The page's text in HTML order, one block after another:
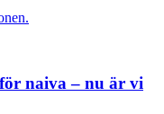
naiva – nu är vi